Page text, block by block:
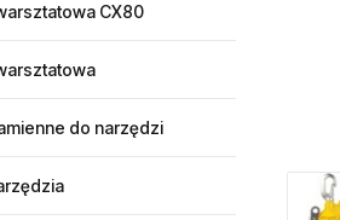
CX80
do narzędzi